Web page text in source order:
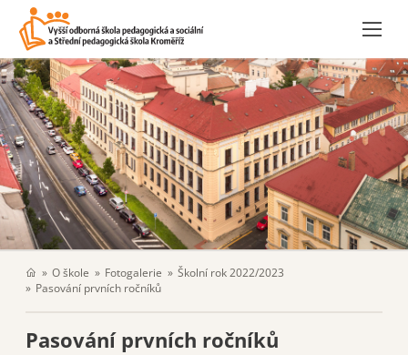
O škole Fotogalerie
Školní rok 2022/2023
Pasování prvních ročníků
Pasování prvních ročníků